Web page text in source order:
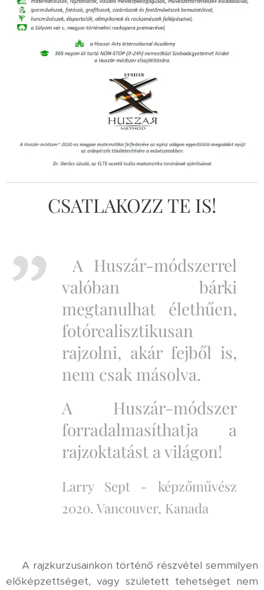
CSATLAKOZZ TE IS!
A Huszár-módszerrel
valóban bárki
megtanulhat élethűen,
fotórealisztikusan
rajzolni, akár fejből is,
nem csak másolva.
A Huszár-módszer
forradalmasíthatja a
rajzoktatást a világon!
Larry Sept -
képzőművész
2020. Vancouver, Kanada
⚜️ A rajzkurzusainkon történő részvétel semmilyen
előképzettséget, vagy született tehetséget nem